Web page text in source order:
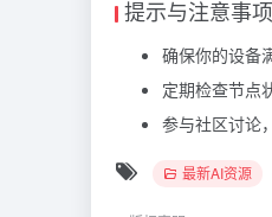
提示与注意事项
确保你的设备
定期检查节点
参与社区讨论
最新AI资源